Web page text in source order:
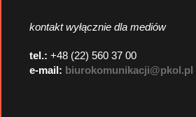
kontakt wyłącznie dla mediów
tel.: +48 (22) 560 37 00
e-mail: biurokomunikacji@pkol.pl